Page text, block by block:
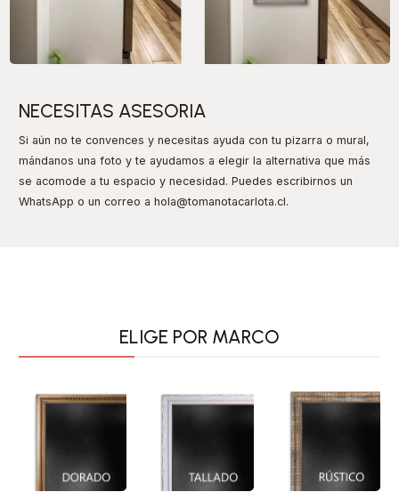
NECESITAS ASESORIA
Si aún no te convences y necesitas ayuda con tu pizarra o mural,
mándanos una foto y te ayudamos a elegir la alternativa que más
se acomode a tu espacio y necesidad. Puedes escribirnos un
WhatsApp o un correo a hola@tomanotacarlota.cl.
ELIGE POR MARCO